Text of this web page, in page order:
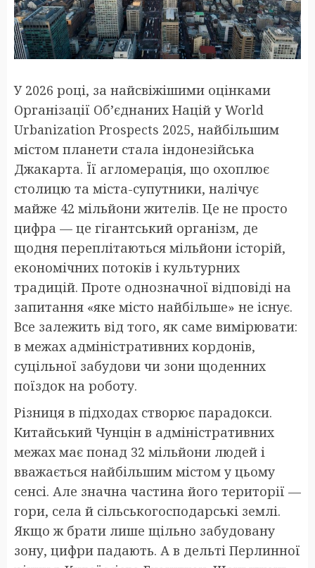
У 2026 році, за найсвіжішими оцінками
Організації Об’єднаних Націй у World
Urbanization Prospects 2025, найбільшим
містом планети стала індонезійська
Джакарта. Її агломерація, що охоплює
столицю та міста-супутники, налічує
майже 42 мільйони жителів. Це не просто
цифра — це гігантський організм, де
щодня переплітаються мільйони історій,
економічних потоків і культурних
традицій. Проте однозначної відповіді на
запитання «яке місто найбільше» не існує.
Все залежить від того, як саме вимірювати:
в межах адміністративних кордонів,
суцільної забудови чи зони щоденних
поїздок на роботу.
Різниця в підходах створює парадокси.
Китайський Чунцін в адміністративних
межах має понад 32 мільйони людей і
вважається найбільшим містом у цьому
сенсі. Але значна частина його території —
гори, села й сільськогосподарські землі.
Якщо ж брати лише щільно забудовану
зону, цифри падають. А в дельті Перлинної